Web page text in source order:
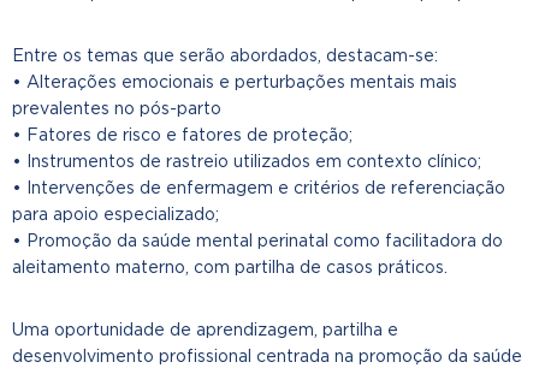
Entre os temas que serão abordados, destacam-se:
• Alterações emocionais e perturbações mentais mais
prevalentes no pós-parto
• Fatores de risco e fatores de proteção;
• Instrumentos de rastreio utilizados em contexto clínico;
• Intervenções de enfermagem e critérios de referenciação
para apoio especializado;
• Promoção da saúde mental perinatal como facilitadora do
aleitamento materno, com partilha de casos práticos.
Uma oportunidade de aprendizagem, partilha e
desenvolvimento profissional centrada na promoção da saúde